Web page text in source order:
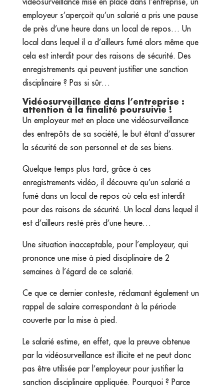
vidéosurveillance mise en place dans l’entreprise, un
employeur s’aperçoit qu’un salarié a pris une pause
de près d’une heure dans un local de repos… Un
local dans lequel il a d’ailleurs fumé alors même que
cela est interdit pour des raisons de sécurité. Des
enregistrements qui peuvent justifier une sanction
disciplinaire ? Pas si sûr…
Vidéosurveillance dans l’entreprise :
attention à la finalité poursuivie !
Un employeur met en place une vidéosurveillance
des entrepôts de sa société, le but étant d’assurer
la sécurité de son personnel et de ses biens.
Quelque temps plus tard, grâce à ces
enregistrements vidéo, il découvre qu’un salarié a
fumé dans un local de repos où cela est interdit
pour des raisons de sécurité. Un local dans lequel il
est d’ailleurs resté près d’une heure…
Une situation inacceptable, pour l’employeur, qui
prononce une mise à pied disciplinaire de 2
semaines à l’égard de ce salarié.
Ce que ce dernier conteste, réclamant également un
rappel de salaire correspondant à la période
couverte par la mise à pied.
Le salarié estime, en effet, que la preuve obtenue
par la vidéosurveillance est illicite et ne peut donc
pas être utilisée par l’employeur pour justifier la
sanction disciplinaire appliquée. Pourquoi ? Parce